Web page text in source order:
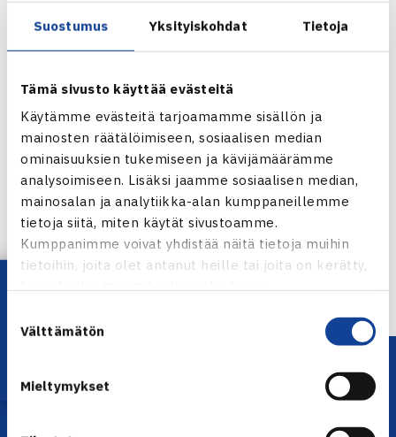
Suostumus Yksityiskohdat Tietoja
Tämä sivusto käyttää evästeitä
Käytämme evästeitä tarjoamamme sisällön ja
mainosten räätälöimiseen, sosiaalisen median
ominaisuuksien tukemiseen ja kävijämäärämme
analysoimiseen. Lisäksi jaamme sosiaalisen median,
mainosalan ja analytiikka-alan kumppaneillemme
tietoja siitä, miten käytät sivustoamme.
Kumppanimme voivat yhdistää näitä tietoja muihin
tietoihin, joita olet antanut heille tai joita on kerätty,
valinta
Välttämätön
Mieltymykset
Jaa:
← Edellinen
Lataa OmaTennis!